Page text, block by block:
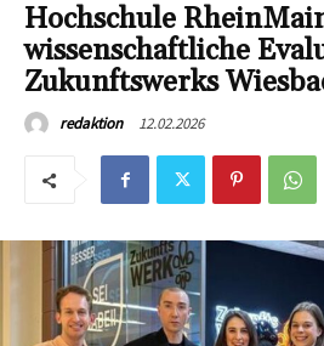
Hochschule
wissenschaftliche
Zukunftswerks
redaktion 12.02.2026